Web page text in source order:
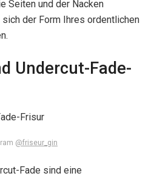
Seiten und der Nacken
der Form Ihres ordentlichen
Undercut-Fade-
@friseur_gin
Fade sind eine